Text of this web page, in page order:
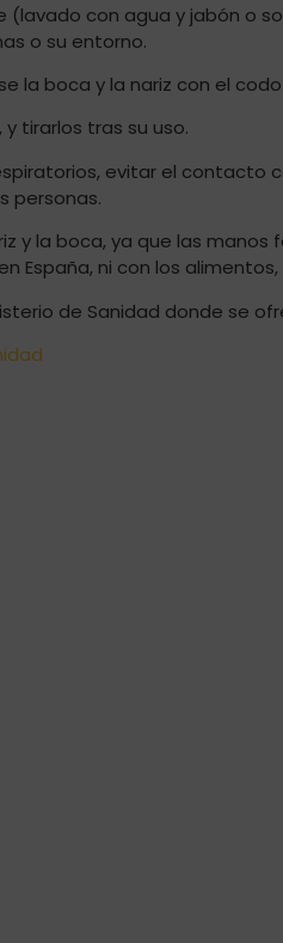
(lavado con agua y jabón o
o su entorno.
la boca y la nariz con el
tirarlos tras su uso.
evitar el contacto
personas.
y la boca, ya que las
España, ni con los
de Sanidad donde se